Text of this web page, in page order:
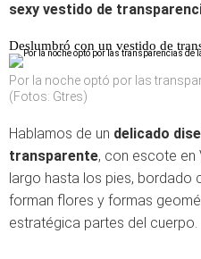
sexy vestido de
Deslumbró con un vestido de
Por la noche optó por las
(Fotos: Gtres)
Hablamos de un delicado
transparente, con escote en
largo hasta los pies, bordado
forman flores y formas
estratégica partes del cuerpo.